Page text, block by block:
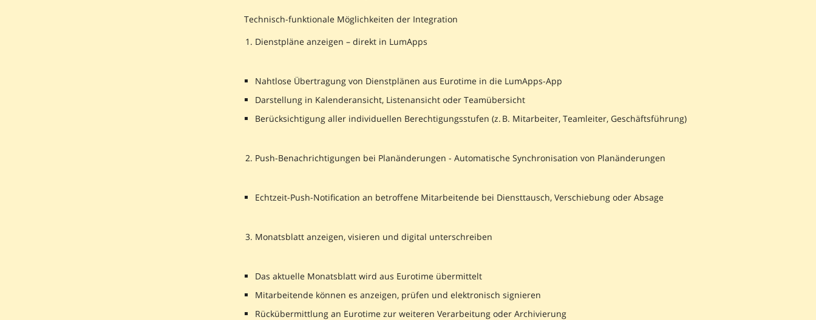
Technisch-funktionale Möglichkeiten der Integration
Dienstpläne anzeigen – direkt in LumApps
Nahtlose Übertragung von Dienstplänen aus Eurotime in die LumApps-App
Darstellung in Kalenderansicht, Listenansicht oder Teamübersicht
Berücksichtigung aller individuellen Berechtigungsstufen (z. B. Mitarbeiter, Teamleiter, Geschäftsführung)
Push-Benachrichtigungen bei Planänderungen - Automatische Synchronisation von Planänderungen
Echtzeit-Push-Notification an betroffene Mitarbeitende bei Diensttausch, Verschiebung oder Absage
Monatsblatt anzeigen, visieren und digital unterschreiben
Das aktuelle Monatsblatt wird aus Eurotime übermittelt
Mitarbeitende können es anzeigen, prüfen und elektronisch signieren
Rückübermittlung an Eurotime zur weiteren Verarbeitung oder Archivierung